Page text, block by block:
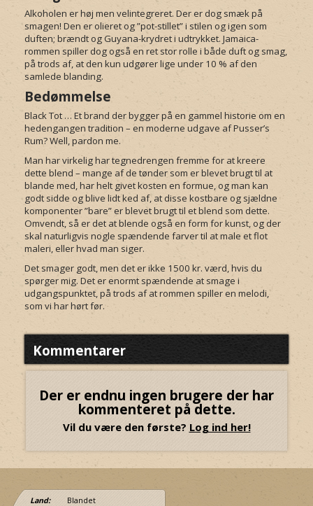
Alkoholen er høj men velintegreret. Der er dog smæk på
smagen! Den er olieret og ”pot-stillet” i stilen og igen som
duften; brændt og Guyana-krydret i udtrykket. Jamaica-
rommen spiller dog også en ret stor rolle i både duft og smag,
på trods af, at den kun udgører lige under 10 % af den
samlede blanding.
Bedømmelse
Black Tot … Et brand der bygger på en gammel historie om en
hedengangen tradition – en moderne udgave af Pusser’s
Rum? Well, pardon me.
Man har virkelig har tegnedrengen fremme for at kreere
dette blend – mange af de tønder som er blevet brugt til at
blande med, har helt givet kosten en formue, og man kan
godt sidde og blive lidt ked af, at disse kostbare og sjældne
komponenter ”bare” er blevet brugt til et blend som dette.
Omvendt, så er det at blende også en form for kunst, og der
skal naturligvis nogle spændende farver til at male et flot
maleri, eller hvad man siger.
Det smager godt, men det er ikke 1500 kr. værd, hvis du
spørger mig. Det er enormt spændende at smage i
udgangspunktet, på trods af at rommen spiller en melodi,
som vi har hørt før.
Kommentarer
Der er endnu ingen brugere der har
kommenteret på dette.
Vil du være den første? Log ind her!
Land: Blandet